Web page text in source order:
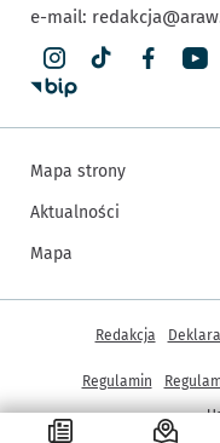
e-mail:
Mapa strony
Aktualności
Mapa
Inne
Redakcja
Regulamin